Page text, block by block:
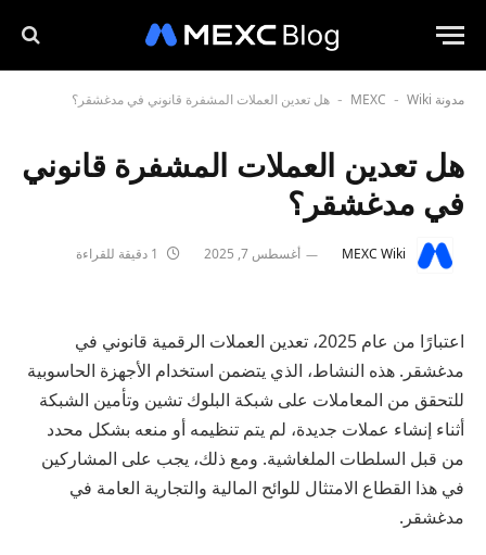
مدونة MEXC - Wiki
- هل تعدين العملات المشفرة قانوني في مدغشقر؟
هل تعدين العملات المشفرة قانوني
في مدغشقر؟
MEXC Wiki أغسطس 7, 2025
اعتبارًا من عام 2025، تعدين العملات الرقمية قانوني في
مدغشقر. هذه النشاط، الذي يتضمن استخدام الأجهزة الحاسوبية
للتحقق من المعاملات على شبكة البلوك تشين وتأمين الشبكة
أثناء إنشاء عملات جديدة، لم يتم تنظيمه أو منعه بشكل محدد
من قبل السلطات الملغاشية. ومع ذلك، يجب على المشاركين
في هذا القطاع الامتثال للوائح المالية والتجارية العامة في
مدغشقر.